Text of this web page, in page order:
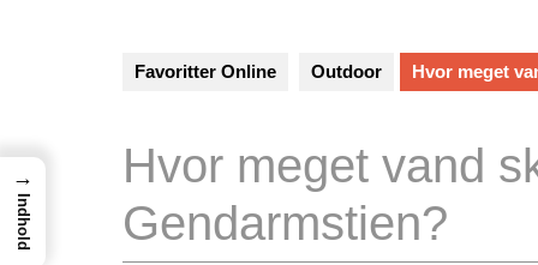
Favoritter Online Outdoor Hvor meget
Hvor meget vand
Gendarmstien?
→
Indhold